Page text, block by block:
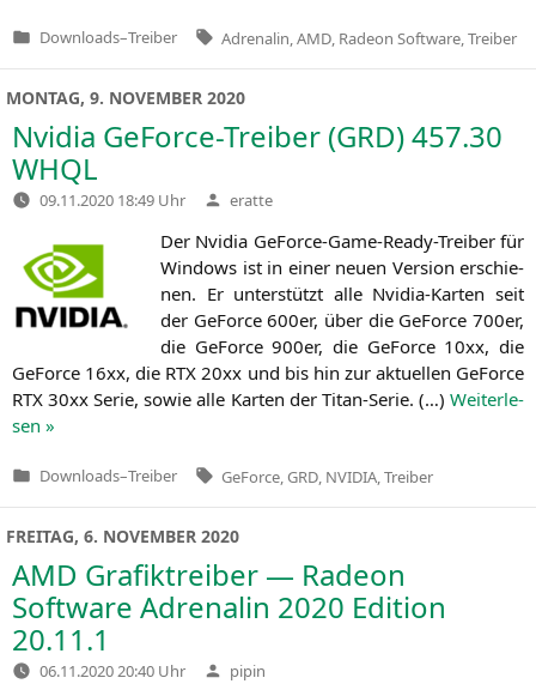
Veröffentlicht
Downloads–Treiber Tags:
Adrenalin AMD Radeon Software Treiber
MONTAG, 9. NOVEMBER 2020
Nvidia GeForce-Treiber (GRD) 457.30
WHQL
09.11.2020 18:49 Uhr Verfasst
von
eratte
Der Nvi­dia GeForce-Game-Rea­dy-Trei­ber für
Win­dows ist in einer neu­en Ver­si­on erschie­
nen. Er unter­stützt alle Nvi­dia-Kar­ten seit
der GeForce 600er, über die GeForce 700er,
die GeForce 900er, die GeForce 10xx, die
GeForce 16xx, die RTX 20xx und bis hin zur aktu­el­len GeForce
RTX 30xx Serie, sowie alle Kar­ten der Titan-Serie. (…) Wei­ter­le­
sen »
Veröffentlicht
Downloads–Treiber Tags:
GeForce GRD NVIDIA Treiber
FREITAG, 6. NOVEMBER 2020
AMD Grafiktreiber — Radeon
Software Adrenalin 2020 Edition
20.11.1
06.11.2020 20:40 Uhr Verfasst
von
pipin